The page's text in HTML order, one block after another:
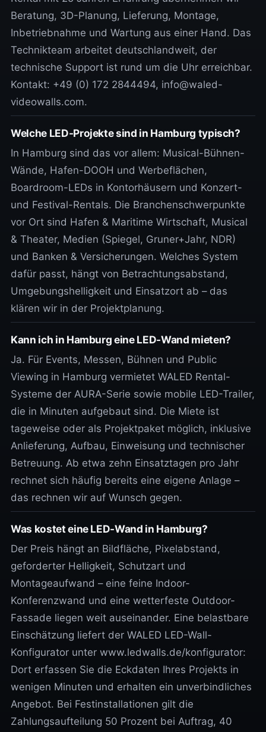
Beratung, 3D-Planung, Lieferung, Montage,
Inbetriebnahme und Wartung aus einer Hand. Das
Technikteam arbeitet deutschlandweit, der
technische Support ist rund um die Uhr erreichbar.
Kontakt: +49 (0) 172 2844494, info@waled-
videowalls.com.
Welche LED-Projekte sind in Hamburg typisch?
In Hamburg sind das vor allem: Musical-Bühnen-
Wände, Hafen-DOOH und Werbeflächen,
Boardroom-LEDs in Kontorhäusern und Konzert-
und Festival-Rentals. Die Branchenschwerpunkte
vor Ort sind Hafen & Maritime Wirtschaft, Musical
& Theater, Medien (Spiegel, Gruner+Jahr, NDR)
und Banken & Versicherungen. Welches System
dafür passt, hängt von Betrachtungsabstand,
Umgebungshelligkeit und Einsatzort ab – das
klären wir in der Projektplanung.
Kann ich in Hamburg eine LED-Wand mieten?
Ja. Für Events, Messen, Bühnen und Public
Viewing in Hamburg vermietet WALED Rental-
Systeme der AURA-Serie sowie mobile LED-Trailer,
die in Minuten aufgebaut sind. Die Miete ist
tageweise oder als Projektpaket möglich, inklusive
Anlieferung, Aufbau, Einweisung und technischer
Betreuung. Ab etwa zehn Einsatztagen pro Jahr
rechnet sich häufig bereits eine eigene Anlage –
das rechnen wir auf Wunsch gegen.
Was kostet eine LED-Wand in Hamburg?
Der Preis hängt an Bildfläche, Pixelabstand,
geforderter Helligkeit, Schutzart und
Montageaufwand – eine feine Indoor-
Konferenzwand und eine wetterfeste Outdoor-
Fassade liegen weit auseinander. Eine belastbare
Einschätzung liefert der WALED LED-Wall-
Konfigurator unter www.ledwalls.de/konfigurator:
Dort erfassen Sie die Eckdaten Ihres Projekts in
wenigen Minuten und erhalten ein unverbindliches
Angebot. Bei Festinstallationen gilt die
Zahlungsaufteilung 50 Prozent bei Auftrag, 40